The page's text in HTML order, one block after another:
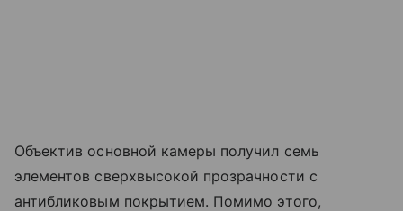
Объектив основной камеры получил семь
элементов сверхвысокой прозрачности с
антибликовым покрытием. Помимо этого,